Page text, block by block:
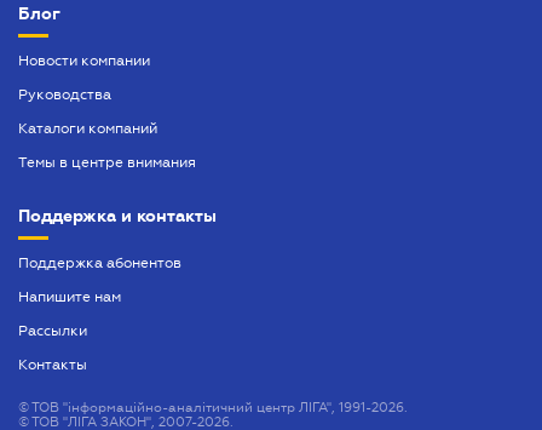
Блог
Новости компании
Руководства
Каталоги компаний
Темы в центре внимания
Поддержка и контакты
Поддержка абонентов
Напишите нам
Рассылки
Контакты
©ТОВ "інформаційно-аналітичний центр ЛІГА", 1991-2026.
©ТОВ "ЛІГА ЗАКОН", 2007-2026.